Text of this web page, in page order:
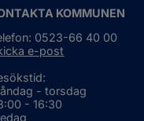
KOMMUNEN
0523-66 40 00
e-post
- torsdag
- 16:30